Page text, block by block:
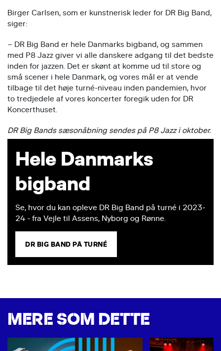
Birger Carlsen, som er kunstnerisk leder for DR Big Band,
siger:
– DR Big Band er hele Danmarks bigband, og sammen
med P8 Jazz giver vi alle danskere adgang til det bedste
inden for jazzen. Det er skønt at komme ud til store og
små scener i hele Danmark, og vores mål er at vende
tilbage til det høje turné-niveau inden pandemien, hvor
to tredjedele af vores koncerter foregik uden for DR
Koncerthuset.
DR Big Bands sæsonåbning sendes på P8 Jazz i oktober.
Hele Danmarks
bigband
Se, hvor du kan opleve DR Big Band på turné i 2023-
24 - fra Vejle til Assens, Nyborg og Rønne.
DR BIG BAND PÅ TURNÉ
MERE SOM DETTE